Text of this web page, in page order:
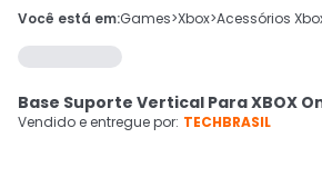
 Olá. Acesse sua conta
 Departamentos
Cupons
CADASTRE-SE
Você está em:Games>Xbox>Acessórios
Base Suporte Vertical Para XBOX
Vendido e entregue por: TECHBRASIL